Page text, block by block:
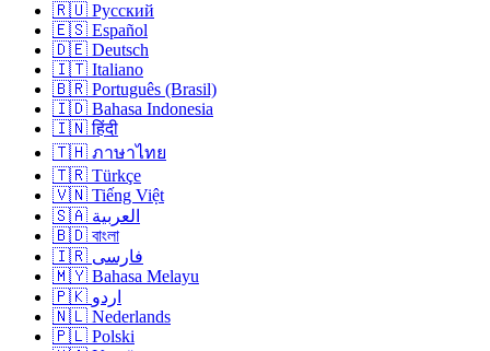
🇷🇺 Русский
🇪🇸 Español
🇩🇪 Deutsch
🇮🇹 Italiano
🇧🇷 Português (Brasil)
🇮🇩 Bahasa Indonesia
🇮🇳 हिंदी
🇹🇭 ภาษาไทย
🇹🇷 Türkçe
🇻🇳 Tiếng Việt
🇸🇦 العربية
🇧🇩 বাংলা
🇮🇷 فارسی
🇲🇾 Bahasa Melayu
🇵🇰 اردو
🇳🇱 Nederlands
🇵🇱 Polski